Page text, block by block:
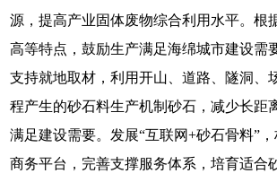
源，提高产业固体废物综合利用水平。根
高等特点，鼓励生产满足海绵城市建设需
支持就地取材，利用开山、道路、隧洞、
程产生的砂石料生产机制砂石，减少长距
满足建设需要。发展“互联网+砂石骨料”
商务平台，完善支撑服务体系，培育适合